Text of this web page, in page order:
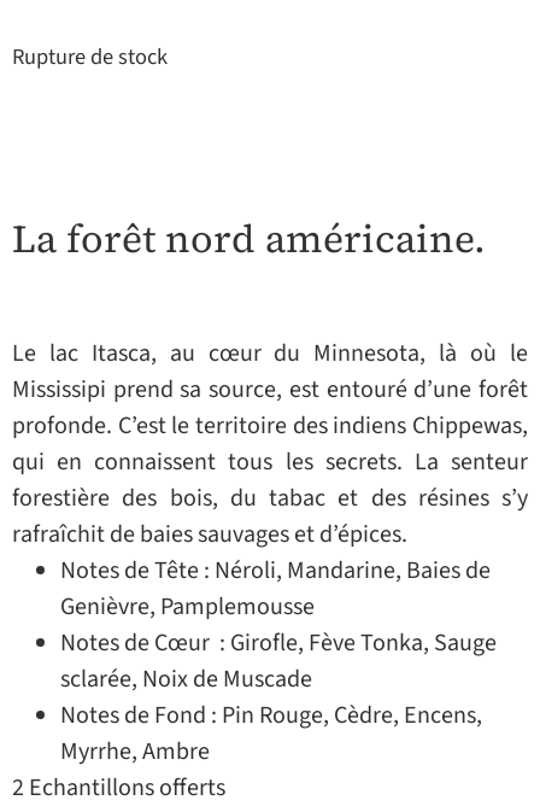
Rupture de stock
La forêt nord américaine.
Le lac Itasca, au cœur du Minnesota, là où le
Mississipi prend sa source, est entouré d’une forêt
profonde. C’est le territoire des indiens Chippewas,
qui en connaissent tous les secrets. La senteur
forestière des bois, du tabac et des résines s’y
rafraîchit de baies sauvages et d’épices.
Notes de Tête : Néroli, Mandarine, Baies de
Genièvre, Pamplemousse
Notes de Cœur : Girofle, Fève Tonka, Sauge
sclarée, Noix de Muscade
Notes de Fond : Pin Rouge, Cèdre, Encens,
Myrrhe, Ambre
2 Echantillons offerts